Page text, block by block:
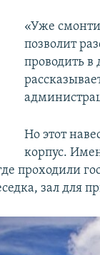
«Уже
позволит
проводить
Но этот
корпус.
проходили
зал для